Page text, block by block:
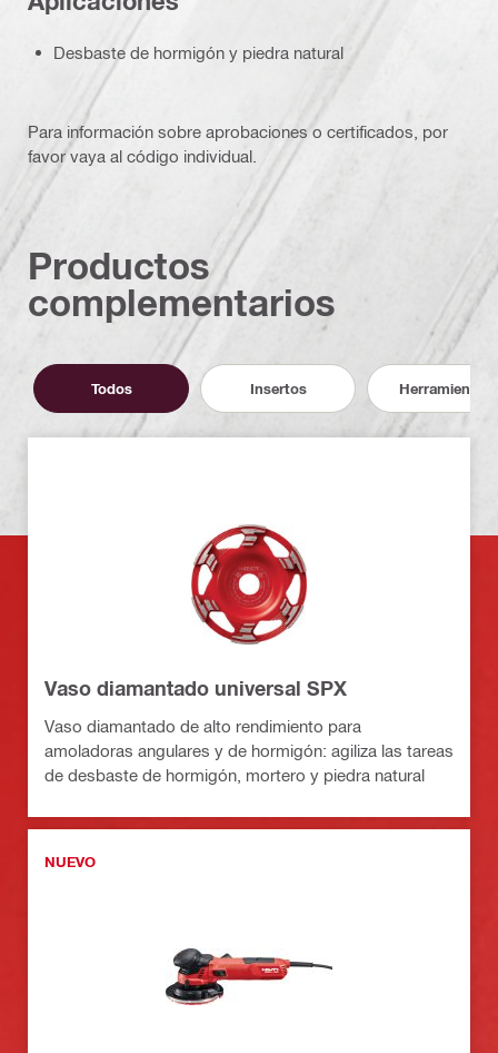
Desbaste de hormigón y piedra natural
Para información sobre aprobaciones o certificados, por
favor vaya al código individual.
Productos
complementarios
Todos Insertos Herramientas
Vaso diamantado universal SPX
Vaso diamantado de alto rendimiento para
amoladoras angulares y de hormigón: agiliza las tareas
de desbaste de hormigón, mortero y piedra natural
NUEVO